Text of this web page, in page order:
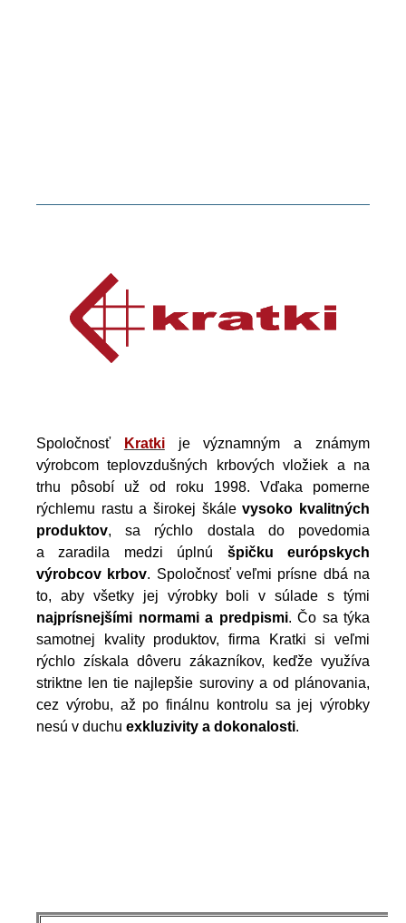
Spoločnosť Kratki
je významným a známym
výrobcom teplovzdušných krbových vložiek a na
trhu pôsobí už od roku 1998. Vďaka pomerne
rýchlemu rastu a širokej škálevysoko kvalitných
produktov, sa rýchlo dostala do povedomia
a zaradila medzi úplnú špičku európskych
výrobcov krbov. Spoločnosť veľmi prísne dbá na
to, aby všetky jej výrobky boli v súlade s tými
najprísnejšími normami a predpismi. Čo sa týka
samotnej kvality produktov, firma Kratki si veľmi
rýchlo získala dôveru zákazníkov, keďže využíva
striktne len tie najlepšie suroviny a od plánovania,
cez výrobu, až po finálnu kontrolu sa jej výrobky
nesú v duchu exkluzivity a dokonalosti.